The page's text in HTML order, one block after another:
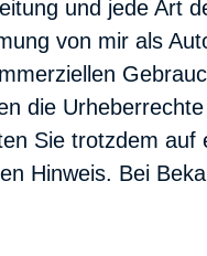
und jede Art
von mir als
die
Sie trotzdem auf
Hinweis. Bei